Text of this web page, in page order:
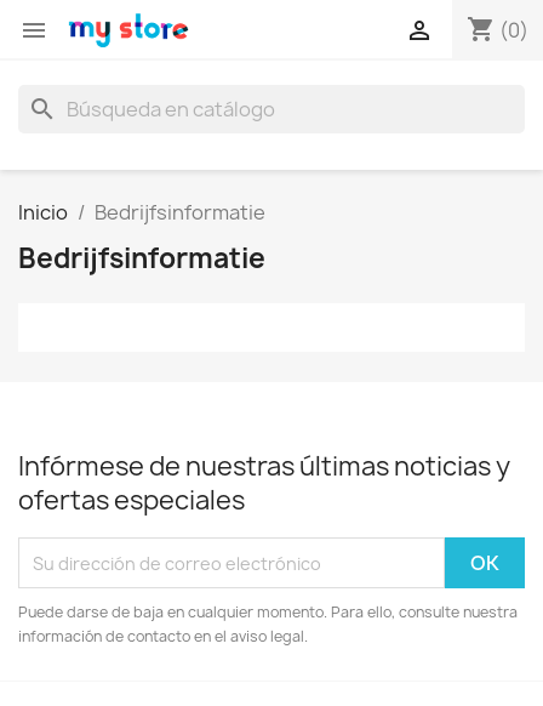
 shopping_cart (0)

search
Inicio Bedrijfsinformatie
Bedrijfsinformatie
Infórmese de nuestras últimas noticias y
ofertas especiales
Puede darse de baja en cualquier momento. Para ello, consulte nuestra
información de contacto en el aviso legal.